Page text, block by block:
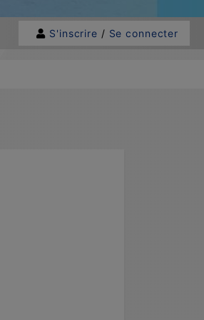
S'inscrire / Se connecter